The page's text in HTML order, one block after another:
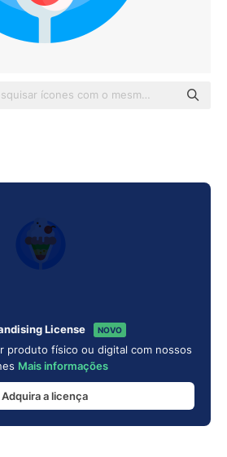
Flat
License NOVO
produto físico ou digital com nossos
Mais informações
Adquira a licença